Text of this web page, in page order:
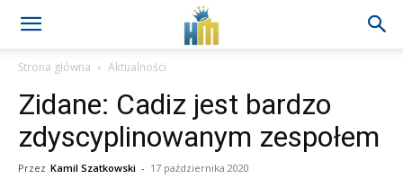
Strona główna Aktualności
Zidane: Cadiz jest bardzo
zdyscyplinowanym zespołem
Przez Kamil Szatkowski - 17 października 2020